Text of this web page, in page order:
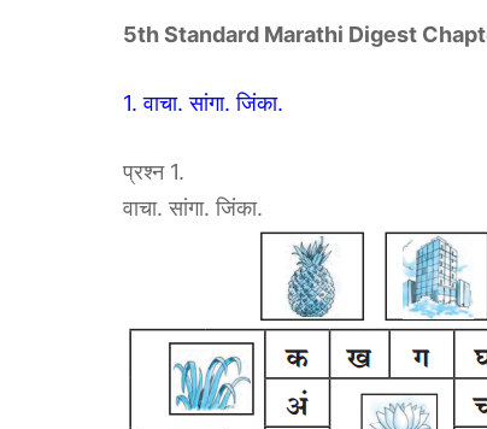
5th Standard Marathi Digest
1. वाचा. सांगा. जिंका.
प्रश्न 1.
वाचा. सांगा. जिंका.